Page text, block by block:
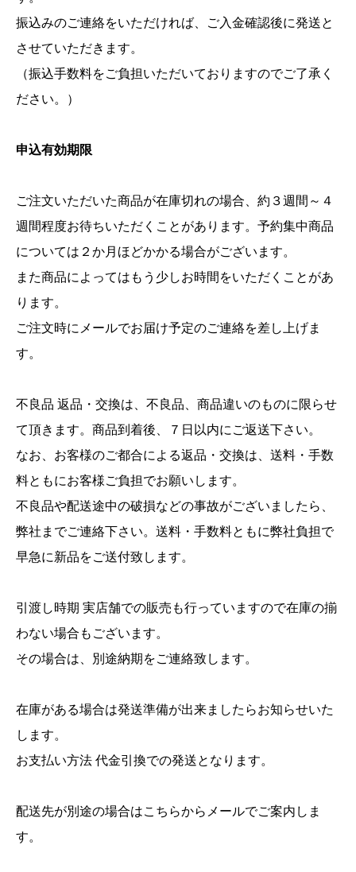
振込みのご連絡をいただければ、ご入金確認後に発送と
させていただきます。
（振込手数料をご負担いただいておりますのでご了承く
ださい。）
申込有効期限
ご注文いただいた商品が在庫切れの場合、約３週間～４
週間程度お待ちいただくことがあります。予約集中商品
については２か月ほどかかる場合がございます。
また商品によってはもう少しお時間をいただくことがあ
ります。
ご注文時にメールでお届け予定のご連絡を差し上げま
す。
不良品 返品・交換は、不良品、商品違いのものに限らせ
て頂きます。商品到着後、７日以内にご返送下さい。
なお、お客様のご都合による返品・交換は、送料・手数
料ともにお客様ご負担でお願いします。
不良品や配送途中の破損などの事故がございましたら、
弊社までご連絡下さい。送料・手数料ともに弊社負担で
早急に新品をご送付致します。
引渡し時期 実店舗での販売も行っていますので在庫の揃
わない場合もございます。
その場合は、別途納期をご連絡致します。
在庫がある場合は発送準備が出来ましたらお知らせいた
します。
お支払い方法 代金引換での発送となります。
配送先が別途の場合はこちらからメールでご案内しま
す。